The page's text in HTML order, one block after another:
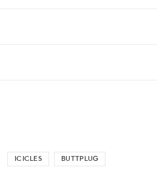
ICICLES BUTTPLUG